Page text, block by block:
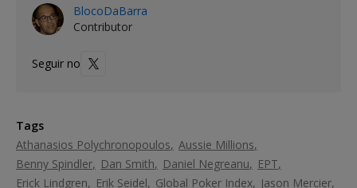
BlocoDaBarra
Contributor
Seguir no
Tags
Athanasios Polychronopoulos Aussie Millions
Benny Spindler
Dan Smith Daniel Negreanu
EPT
Erick Lindgren
Erik Seidel Global Poker Index
Jason Mercier